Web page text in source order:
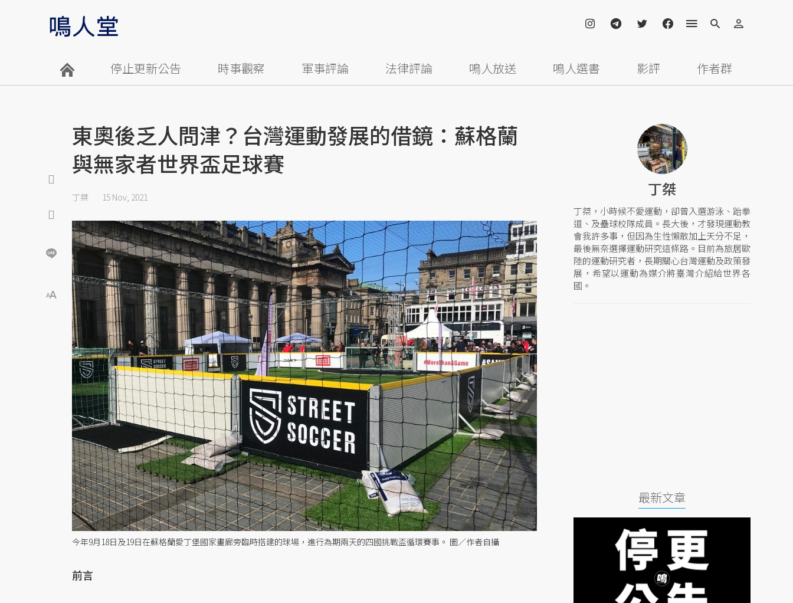
停止更新公告 時事觀察 軍事評論 法律評論 鳴人放送 鳴人選書 影評 作者群
東奧後乏人問津？台灣運動發展的借鏡：蘇格蘭
與無家者世界盃足球賽
丁桀 15 Nov, 2021
今年9月18日及19日在蘇格蘭愛丁堡國家畫廊旁臨時搭建的球場，進行為期兩天的四國挑戰盃循環賽事。 圖／作者自攝
前言
丁桀
丁桀，小時候不愛運動，卻曾入選游泳、跆拳
道、及壘球校隊成員。長大後，才發現運動教
會我許多事，但因為生性懶散加上天分不足，
最後無奈選擇運動研究這條路。目前為旅居歐
陸的運動研究者，長期關心台灣運動及政策發
展，希望以運動為媒介將臺灣介紹給世界各
國。
最新文章